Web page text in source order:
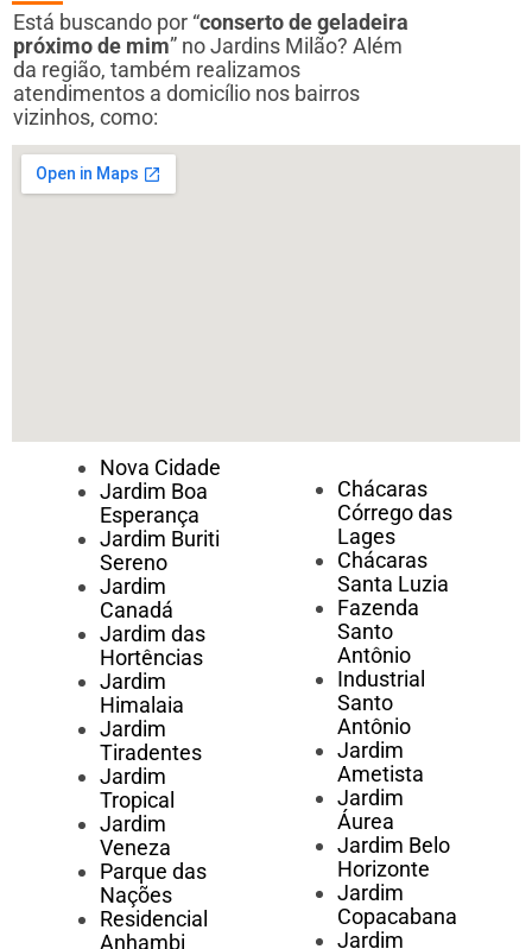
Está buscando por “conserto de geladeira
próximo de mim” no Jardins Milão? Além
da região, também realizamos
atendimentos a domicílio nos bairros
vizinhos, como:
Nova Cidade
Jardim Boa
Esperança
Jardim Buriti
Sereno
Jardim
Canadá
Jardim das
Hortências
Jardim
Himalaia
Jardim
Tiradentes
Jardim
Tropical
Jardim
Veneza
Parque das
Nações
Residencial
Anhambi
Chácaras
Córrego das
Lages
Chácaras
Santa Luzia
Fazenda
Santo
Antônio
Industrial
Santo
Antônio
Jardim
Ametista
Jardim
Áurea
Jardim Belo
Horizonte
Jardim
Copacabana
Jardim